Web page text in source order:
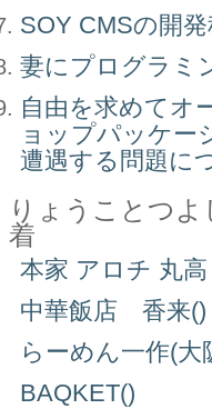
SOY CMSの開
妻にプログラミ
自由を求めてオ
ョップパッケー
遭遇する問題に
りょうことつ
着
本家 アロチ 丸高
中華飯店 香来()
らーめん一作(大
BAQKET()